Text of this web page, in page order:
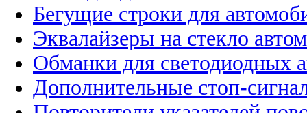
Бегущие строки для
Эквалайзеры на стекло
Обманки для светодиодных
Дополнительные стоп-